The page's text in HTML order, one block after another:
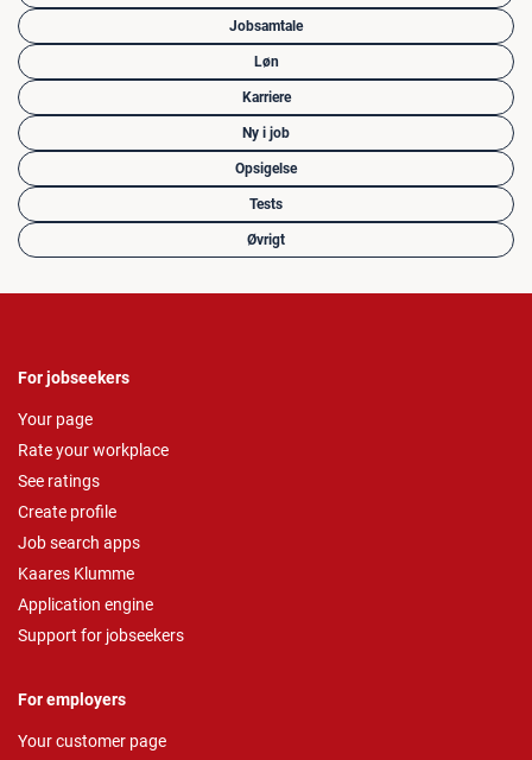
Jobsamtale
Løn
Karriere
Ny i job
Opsigelse
Tests
Øvrigt
For jobseekers
Your page
Rate your workplace
See ratings
Create profile
Job search apps
Kaares Klumme
Application engine
Support for jobseekers
For employers
Your customer page